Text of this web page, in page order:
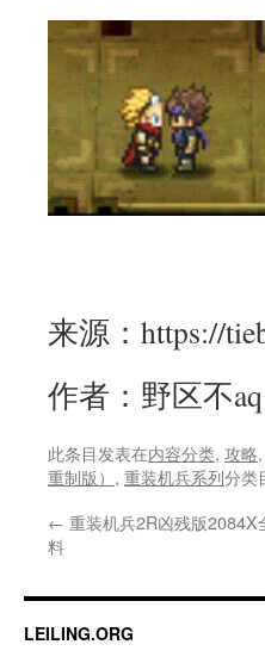
来源：https://
作者：野区不aq
此条目发表在内容分类, 攻略,
重制版） , 重装机兵系列分类
← 重装机兵2R凶残版2084X
料
LEILING.ORG